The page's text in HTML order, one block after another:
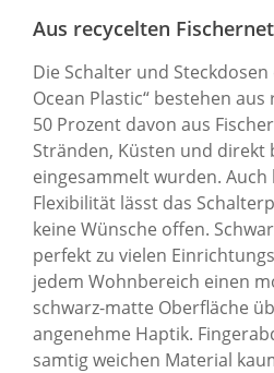
Aus recycelten
Die Schalter und Steckdosen
Ocean Plastic“ bestehen
50 Prozent davon aus
Stränden, Küsten und direkt
eingesammelt wurden.
Flexibilität lässt das
keine Wünsche offen.
perfekt zu vielen
jedem Wohnbereich einen
schwarz-matte Oberfläche
angenehme Haptik.
samtig weichen Material